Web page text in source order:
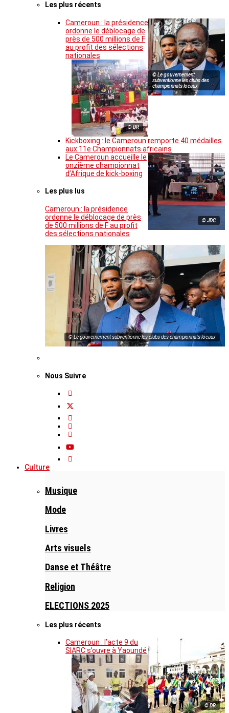
Les plus récents
© Le gouvernement
subventionne les clubs des
championnats locaux
Cameroun : la présidence
ordonne le déblocage de
près de 500 millions de F
au profit des sélections
nationales
© DR
Kickboxing : le Cameroun remporte 40 médailles
aux 11e Championnats africains
© JDC
Le Cameroun accueille le
onzième championnat
d’Afrique de kick-boxing
Les plus lus
Cameroun : la présidence
ordonne le déblocage de près
de 500 millions de F au profit
des sélections nationales
© Le gouvernement subventionne les clubs des championnats locaux
Nous Suivre
Culture
Musique
Mode
Livres
Arts visuels
Danse et Théâtre
Religion
ELECTIONS 2025
Les plus récents
© DR
Cameroun : l’acte 9 du
SIARC s’ouvre à Yaoundé